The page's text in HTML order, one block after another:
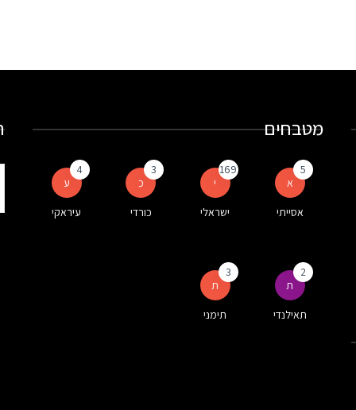
מטבחים
א
5
אסייתי
י
169
ישראלי
כ
3
כורדי
ע
4
עיראקי
ת
2
תאילנדי
ת
3
תימני